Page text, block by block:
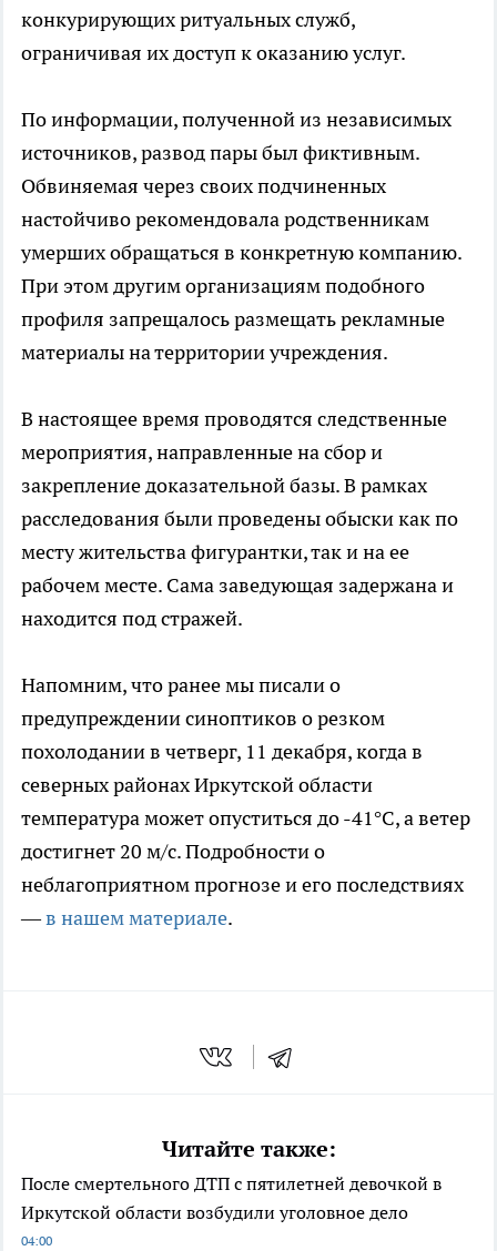
конкурирующих ритуальных служб,
ограничивая их доступ к оказанию услуг.
По информации, полученной из независимых
источников, развод пары был фиктивным.
Обвиняемая через своих подчиненных
настойчиво рекомендовала родственникам
умерших обращаться в конкретную компанию.
При этом другим организациям подобного
профиля запрещалось размещать рекламные
материалы на территории учреждения.
В настоящее время проводятся следственные
мероприятия, направленные на сбор и
закрепление доказательной базы. В рамках
расследования были проведены обыски как по
месту жительства фигурантки, так и на ее
рабочем месте. Сама заведующая задержана и
находится под стражей.
Напомним, что ранее мы писали о
предупреждении синоптиков о резком
похолодании в четверг, 11 декабря, когда в
северных районах Иркутской области
температура может опуститься до -41°C, а ветер
достигнет 20 м/с. Подробности о
неблагоприятном прогнозе и его последствиях
—в нашем материале.
Читайте также:
После смертельного ДТП с пятилетней девочкой в
Иркутской области возбудили уголовное дело
04:00